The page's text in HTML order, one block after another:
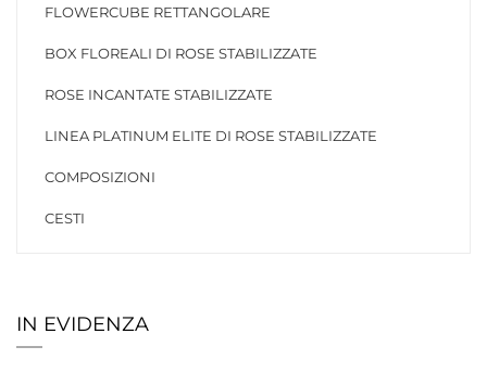
FLOWERCUBE RETTANGOLARE
BOX FLOREALI DI ROSE STABILIZZATE
ROSE INCANTATE STABILIZZATE
LINEA PLATINUM ELITE DI ROSE STABILIZZATE
COMPOSIZIONI
CESTI
IN EVIDENZA